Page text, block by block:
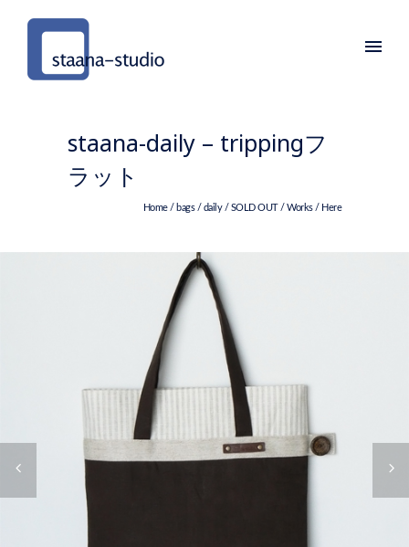
staana-daily – trippingフ
ラット
Home/ bags/ daily/ SOLD OUT/ Works/ Here